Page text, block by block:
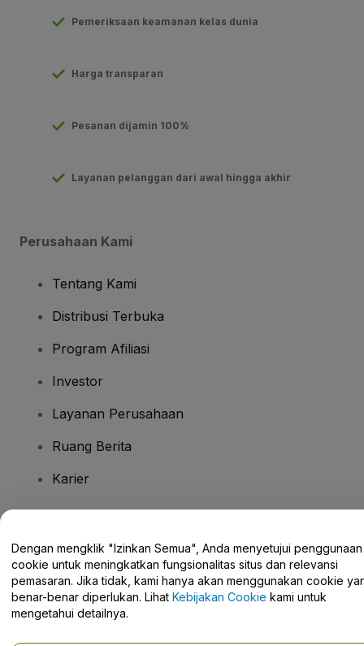
Pemeriksaan keamanan kelas dunia
Harga transparan
Pesanan dijamin 100%
Layanan pelanggan dari awal hingga akhir
Perusahaan Kami
Tentang Kami
Distribusi Terbuka
Program Afiliasi
Investor
Layanan Perusahaan
Ruang Berita
Karier
Pusat Bantuan / Hubungi Kami
Dengan mengklik "Izinkan Semua", Anda menyetujui penggunaan
cookie untuk meningkatkan fungsionalitas situs dan relevansi
pemasaran. Jika tidak, kami hanya akan menggunakan cookie
benar-benar diperlukan. Lihat Kebijakan Cookie kami untuk
mengetahui detailnya.